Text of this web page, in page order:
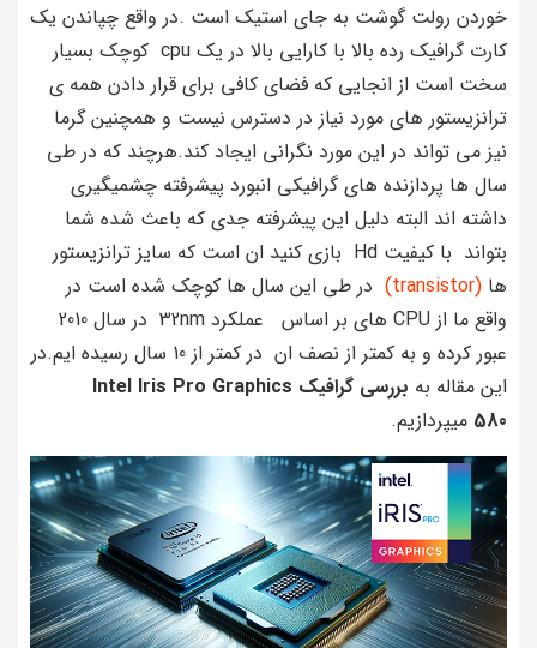
خوردن رولت گوشت به جای استیک است .در واقع چپاندن یک
کارت گرافیک رده بالا با کارایی بالا در یک cpu کوچک بسیار
سخت است از انجایی که فضای کافی برای قرار دادن همه ی
ترانزیستور های مورد نیاز در دسترس نیست و همچنین گرما
نیز می تواند در این مورد نگرانی ایجاد کند.هرچند که در طی
سال ها پردازنده های گرافیکی انبورد پیشرفته چشمیگیری
داشته اند البته دلیل این پیشرفته جدی که باعث شده شما
بتواند با کیفیت Hd بازی کنید ان است که سایز ترانزیستور
ها (transistor)
در طی این سال ها کوچک شده است در
واقع ما از CPU های بر اساس عملکرد 32nm در سال 2010
عبور کرده و به کمتر از نصف ان در کمتر از 10 سال رسیده ایم.در
این مقاله به
بررسی گرافیک Intel Iris Pro Graphics
580 میپردازیم.